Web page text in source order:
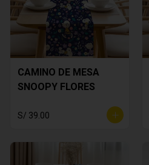
CAMINO DE MESA
SNOOPY FLORES
S/ 39.00